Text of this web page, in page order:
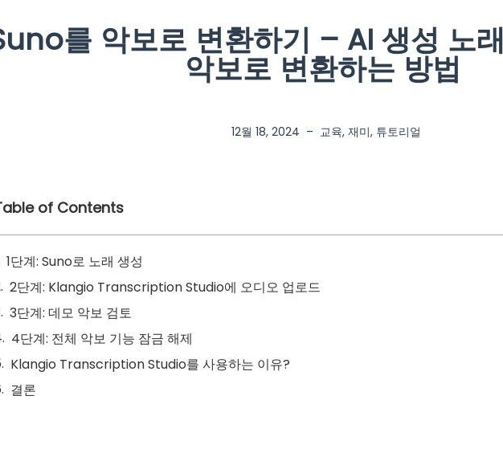
를 악보로 변환하기 – AI 생성 노
악보로 변환하는 방법
12월 18, 2024 – 교육, 재미, 튜토리얼
of Contents
1단계: Suno로 노래 생성
2단계: Klangio Transcription Studio에 오디오 업로드
3단계: 데모 악보 검토
4단계: 전체 악보 기능 잠금 해제
Klangio Transcription Studio를 사용하는 이유?
결론